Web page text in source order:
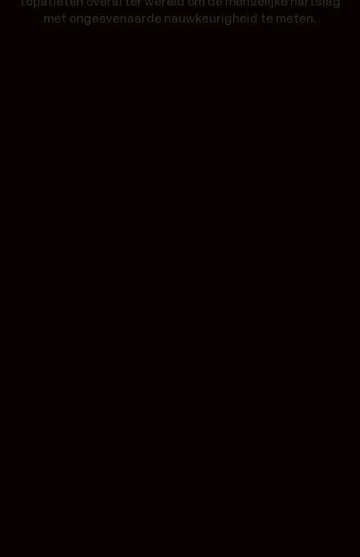
met ongeëvenaarde nauwkeurigheid te meten.